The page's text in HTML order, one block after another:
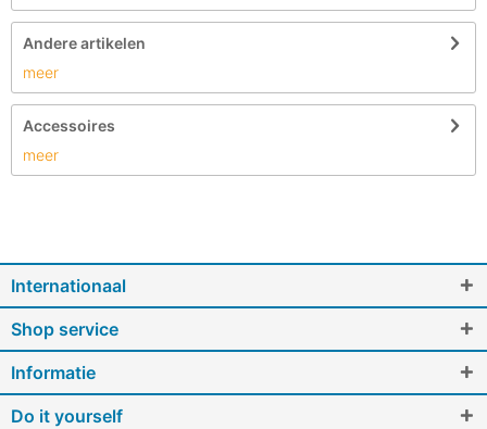
Andere artikelen
meer
Accessoires
meer
Internationaal
Shop service
Informatie
Do it yourself